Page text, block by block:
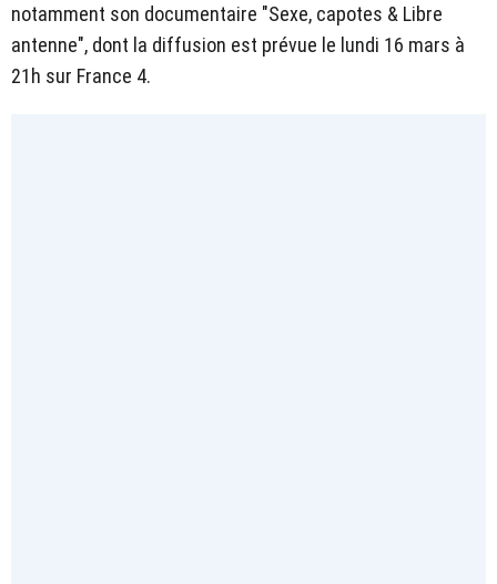
notamment son documentaire "Sexe, capotes & Libre
antenne", dont la diffusion est prévue le lundi 16 mars à
21h sur France 4.